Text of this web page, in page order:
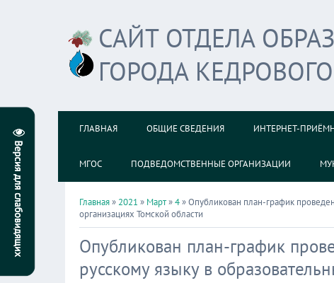
САЙТ ОТДЕЛА
ГОРОДА
ГЛАВНАЯ ОБЩИЕ СВЕДЕНИЯ ИНТЕРНЕТ-
МГОС ПОДВЕДОМСТВЕННЫЕ ОРГАНИЗАЦИИ
Главная» 2021 » Март»4» Опубликован план-график
организациях Томской области
Опубликован план-график
русскому языку в